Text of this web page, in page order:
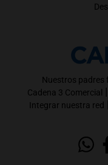
Nuestros padres
Cadena 3 Comercial |
Integrar nuestra red